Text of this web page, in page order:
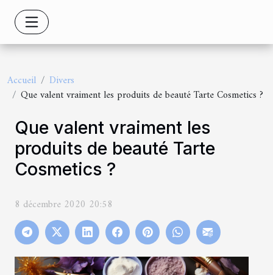
Accueil
Divers
Que valent vraiment les produits de beauté Tarte Cosmetics ?
Que valent vraiment les
produits de beauté Tarte
Cosmetics ?
8 décembre 2020 20:58